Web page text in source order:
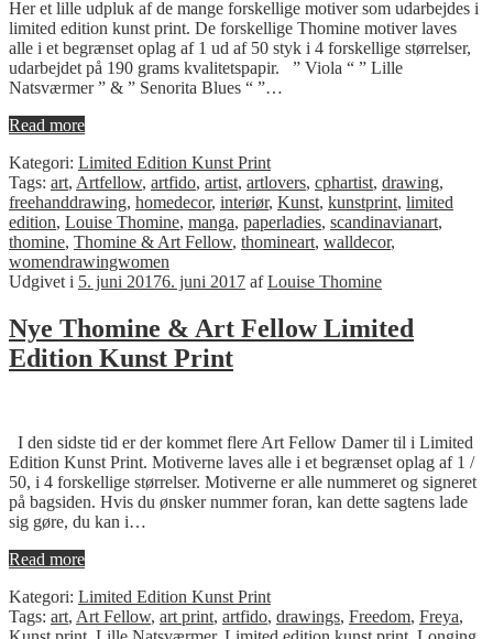
Her et lille udpluk af de mange forskellige motiver som udarbejdes i
limited edition kunst print. De forskellige Thomine motiver laves
alle i et begrænset oplag af 1 ud af 50 styk i 4 forskellige størrelser,
udarbejdet på 190 grams kvalitetspapir. ” Viola “ ” Lille
Natsværmer ” & ” Senorita Blues “ ”…
Read more
Kategori: Limited Edition Kunst Print
Tags: art, Artfellow, artfido, artist, artlovers, cphartist, drawing,
freehanddrawing, homedecor, interiør, Kunst, kunstprint, limited
edition, Louise Thomine, manga, paperladies, scandinavianart,
thomine, Thomine & Art Fellow, thomineart, walldecor,
womendrawingwomen
Udgivet i 5. juni 20176. juni 2017 afLouise Thomine
Nye Thomine & Art Fellow Limited
Edition Kunst Print
I den sidste tid er der kommet flere Art Fellow Damer til i Limited
Edition Kunst Print. Motiverne laves alle i et begrænset oplag af 1 /
50, i 4 forskellige størrelser. Motiverne er alle nummeret og signeret
på bagsiden. Hvis du ønsker nummer foran, kan dette sagtens lade
sig gøre, du kan i…
Read more
Kategori: Limited Edition Kunst Print
Tags: art, Art Fellow, art print, artfido, drawings, Freedom, Freya,